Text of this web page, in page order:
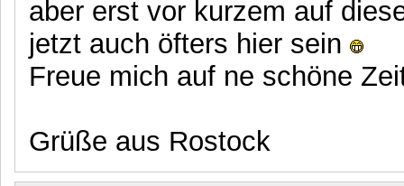
aber erst vor kurzem auf
jetzt auch öfters hier sein
Freue mich auf ne schöne
Grüße aus Rostock